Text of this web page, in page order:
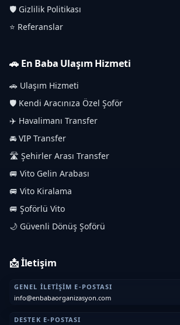
🛡️ Gizlilik Politikası
⭐ Referanslar
🚗 En Baba Ulaşım Hizmeti
🚗 Ulaşım Hizmeti
🛡️ Kendi Aracınıza Özel Şoför
✈️ Havalimanı Transfer
🚘 VIP Transfer
🛣️ Şehirler Arası Transfer
🚐 Vito Gelin Arabası
🚐 Vito Kiralama
🚐 Şoförlü Vito
🌙 Güvenli Dönüş Şoförü
📩 İletişim
GENEL İLETIŞIM E-POSTASI
info@enbabaorganizasyon.com
DESTEK E-POSTASI